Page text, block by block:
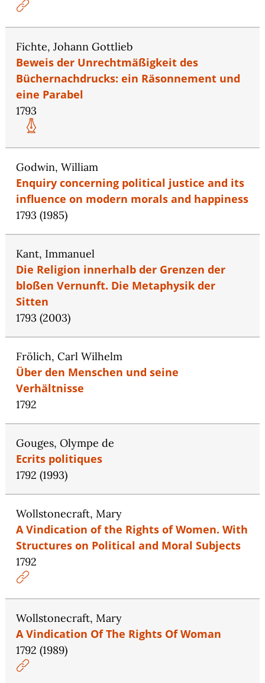
Fichte, Johann Gottlieb
Beweis der Unrechtmäßigkeit des
Büchernachdrucks: ein Räsonnement und
eine Parabel
1793
Godwin, William
Enquiry concerning political justice and its
influence on modern morals and happiness
1793 (1985)
Kant, Immanuel
Die Religion innerhalb der Grenzen der
bloßen Vernunft. Die Metaphysik der
Sitten
1793 (2003)
Frölich, Carl Wilhelm
Über den Menschen und seine
Verhältnisse
1792
Gouges, Olympe de
Ecrits politiques
1792 (1993)
Wollstonecraft, Mary
A Vindication of the Rights of Women. With
Structures on Political and Moral Subjects
1792
Wollstonecraft, Mary
A Vindication Of The Rights Of Woman
1792 (1989)